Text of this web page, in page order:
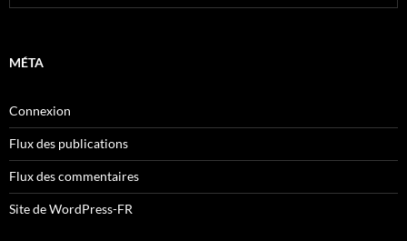
MÉTA
Connexion
Flux des publications
Flux des commentaires
Site de WordPress-FR